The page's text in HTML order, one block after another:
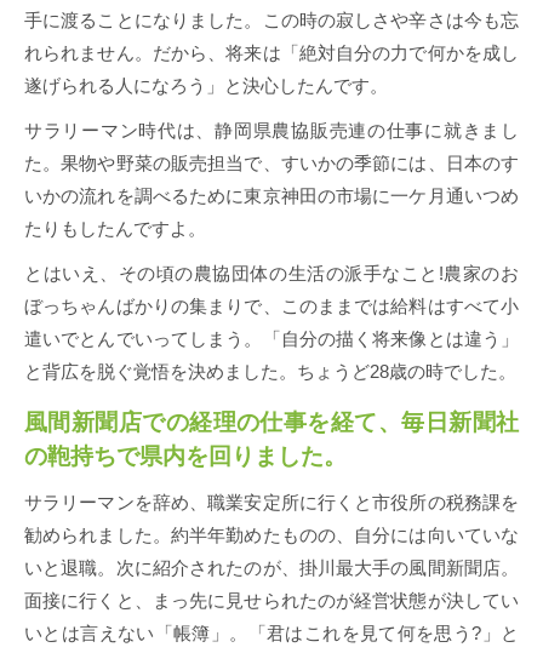
手に渡ることになりました。この時の寂しさや辛さは今も忘
れられません。だから、将来は「絶対自分の力で何かを成し
遂げられる人になろう」と決心したんです。
サラリーマン時代は、静岡県農協販売連の仕事に就きまし
た。果物や野菜の販売担当で、すいかの季節には、日本のす
いかの流れを調べるために東京神田の市場に一ケ月通いつめ
たりもしたんですよ。
とはいえ、その頃の農協団体の生活の派手なこと!農家のお
ぼっちゃんばかりの集まりで、このままでは給料はすべて小
遣いでとんでいってしまう。「自分の描く将来像とは違う」
と背広を脱ぐ覚悟を決めました。ちょうど28歳の時でした。
風間新聞店での経理の仕事を経て、毎日新聞社
の鞄持ちで県内を回りました。
サラリーマンを辞め、職業安定所に行くと市役所の税務課を
勧められました。約半年勤めたものの、自分には向いていな
いと退職。次に紹介されたのが、掛川最大手の風間新聞店。
面接に行くと、まっ先に見せられたのが経営状態が決してい
いとは言えない「帳簿」。「君はこれを見て何を思う?」と